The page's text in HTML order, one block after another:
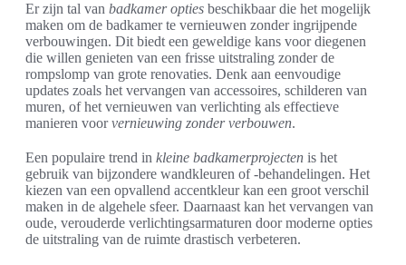
Er zijn tal van badkamer opties beschikbaar die het mogelijk
maken om de badkamer te vernieuwen zonder ingrijpende
verbouwingen. Dit biedt een geweldige kans voor diegenen
die willen genieten van een frisse uitstraling zonder de
rompslomp van grote renovaties. Denk aan eenvoudige
updates zoals het vervangen van accessoires, schilderen van
muren, of het vernieuwen van verlichting als effectieve
manieren voorvernieuwing zonder verbouwen.
Een populaire trend in kleine badkamerprojecten is het
gebruik van bijzondere wandkleuren of -behandelingen. Het
kiezen van een opvallend accentkleur kan een groot verschil
maken in de algehele sfeer. Daarnaast kan het vervangen van
oude, verouderde verlichtingsarmaturen door moderne opties
de uitstraling van de ruimte drastisch verbeteren.